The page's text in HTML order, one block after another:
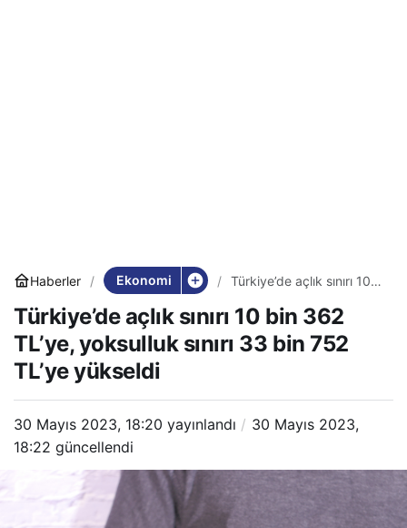
Haberler Ekonomi
Türkiye’de açlık sınırı 10
sınırı 33 bin 752 TL’ye
yükseldi
Türkiye’de açlık sınırı 10 bin 362
TL’ye, yoksulluk sınırı 33 bin 752
TL’ye yükseldi
30 Mayıs 2023, 18:20 yayınlandı
30 Mayıs 2023,
18:22 güncellendi